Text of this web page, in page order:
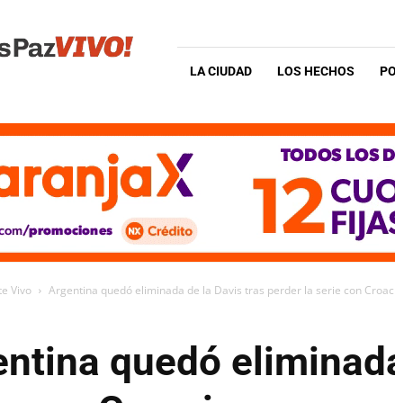
LA CIUDAD LOS HECHOS
Vivo Argentina quedó eliminada de la Davis tras perder la serie con
quedó